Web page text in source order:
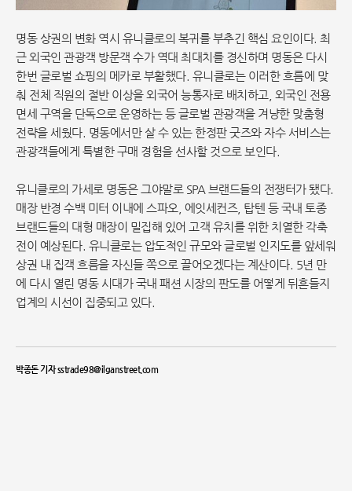
명동 상권의 변화 역시 유니클로의 복귀를 부추긴 핵심 요인이다. 최
근 외국인 관광객 방문객 수가 역대 최대치를 경신하며 명동은 다시
한번 글로벌 쇼핑의 메카로 부활했다. 유니클로는 이러한 흐름에 맞
춰 전체 직원의 절반 이상을 외국어 능통자로 배치하고, 외국인 전용
면세 구역을 단독으로 운영하는 등 글로벌 관광객을 겨냥한 맞춤형
전략을 세웠다. 명동에서만 살 수 있는 한정판 굿즈와 자수 서비스는
관광객들에게 특별한 구매 경험을 선사할 것으로 보인다.
유니클로의 가세로 명동은 그야말로 SPA 브랜드들의 전쟁터가 됐다.
매장 반경 수백 미터 이내에 스파오, 에잇세컨즈, 탑텐 등 국내 토종
브랜드들의 대형 매장이 밀집해 있어 고객 유치를 위한 치열한 각축
전이 예상된다. 유니클로는 압도적인 규모와 글로벌 인지도를 앞세워
상권 내 집객 흐름을 자신들 쪽으로 끌어오겠다는 계산이다. 5년 만
에 다시 열린 명동 시대가 국내 패션 시장의 판도를 어떻게 뒤흔들지
업계의 시선이 집중되고 있다.
박종돈 기자 sstrade98@ilganstreet.com